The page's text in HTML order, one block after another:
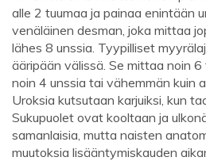
alle 2 tuumaa ja painaa enintään
venäläinen desman, joka mittaa
lähes 8 unssia. Tyypilliset
ääripään välissä. Se mittaa noin
noin 4 unssia tai vähemmän kuin
Uroksia kutsutaan karjuiksi, kun
Sukupuolet ovat kooltaan ja
samanlaisia, mutta naisten
muutoksia lisääntymiskauden